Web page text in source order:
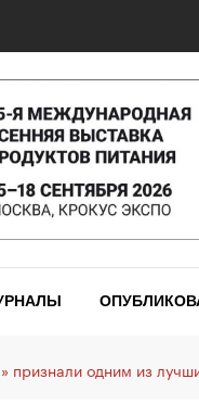
признали одним из